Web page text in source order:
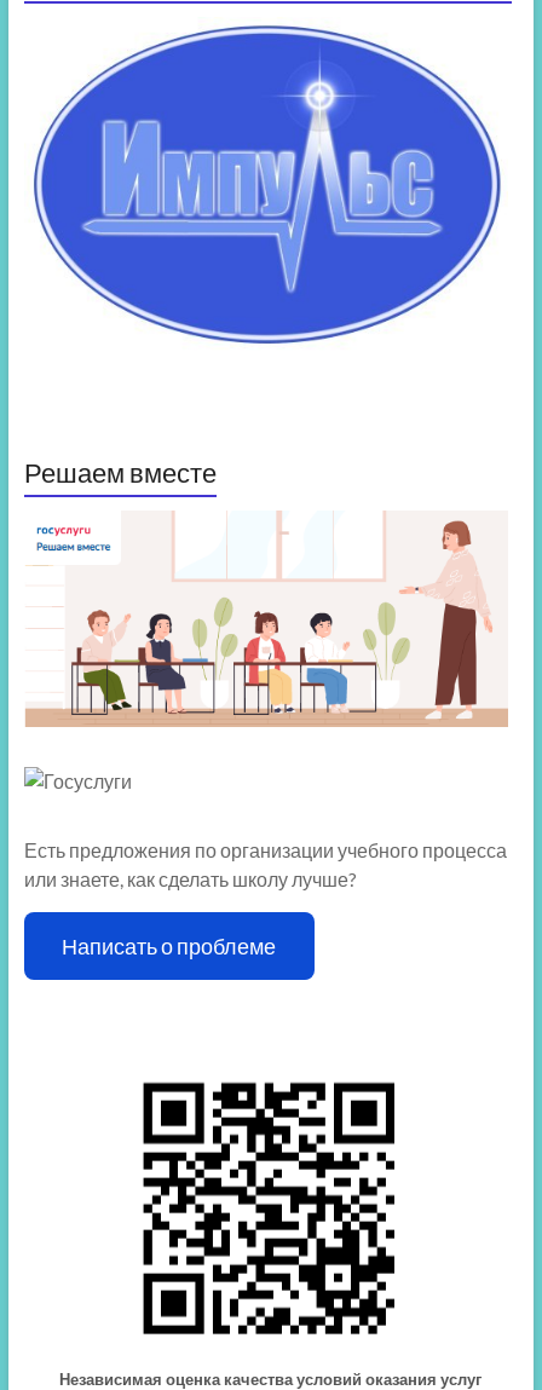
Решаем вместе
Есть предложения по организации учебного процесса
или знаете, как сделать школу лучше?
Написать о проблеме
Независимая оценка качества условий оказания услуг